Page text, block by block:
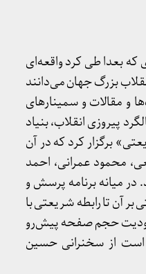
که بعدا طی کرد واقعه‌ای
بزرگ جهان می‌دانند
و مقالات و سمینارهای
پیروزی انقلاب، بنیاد
برگزار کرد که در آن
محمود عمرانی، احمد
میانه برنامه پرسش و
آن تا رابطه شریعتی با
حجم صفحه پیش‌رو
است از سخنرانی حسین